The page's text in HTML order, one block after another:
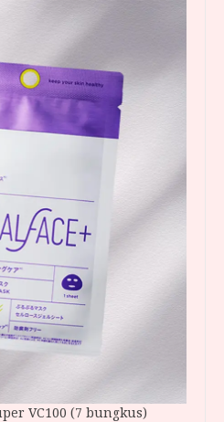
VC100 (7 bungkus)